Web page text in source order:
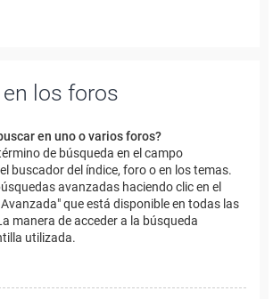
los foros
en uno o varios foros?
de búsqueda en el campo
buscador del índice, foro o en los temas.
avanzadas haciendo clic en el
que está disponible en todas las
manera de acceder a la búsqueda
utilizada.